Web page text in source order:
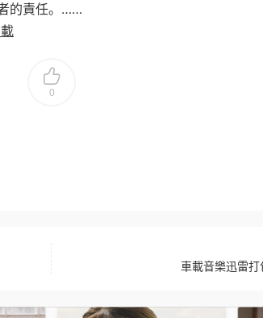
的責任。……
0
車載音樂迅雷